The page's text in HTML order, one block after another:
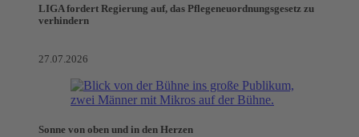
LIGA fordert Regierung auf, das Pflegeneuordnungsgesetz zu
verhindern
27.07.2026
Sonne von oben und in den Herzen